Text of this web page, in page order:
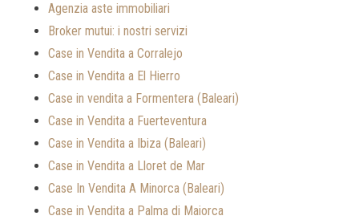
Agenzia aste immobiliari
Broker mutui: i nostri servizi
Case in Vendita a Corralejo
Case in Vendita a El Hierro
Case in vendita a Formentera (Baleari)
Case in Vendita a Fuerteventura
Case in Vendita a Ibiza (Baleari)
Case in Vendita a Lloret de Mar
Case In Vendita A Minorca (Baleari)
Case in Vendita a Palma di Maiorca